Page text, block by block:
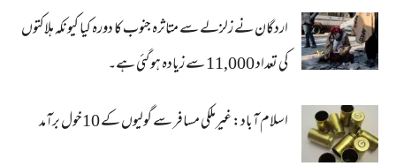
اردگان نے زلزلے سے متاثرہ جنوب کا دورہ کیا کیونکہ ہلاکتوں
کی تعداد 11,000 سے زیادہ ہو گئی ہے۔
اسلام آباد: غیرملکی مسافر سے گولیوں کے 10خول برآمد